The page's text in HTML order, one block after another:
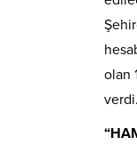
olan
verdi.